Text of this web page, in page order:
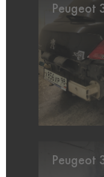
Peugeot
Peugeot